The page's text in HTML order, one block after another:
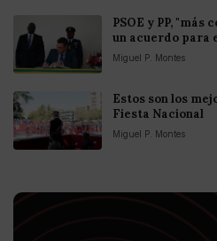
PSOE y PP,
un acuerdo para
Miguel P. Montes
Estos son los
Fiesta Nacional
Miguel P. Montes